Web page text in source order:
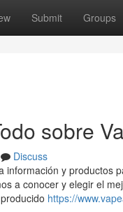
Submit Groups
sobre
Discuss
información y productos
a conocer y elegir el
https://